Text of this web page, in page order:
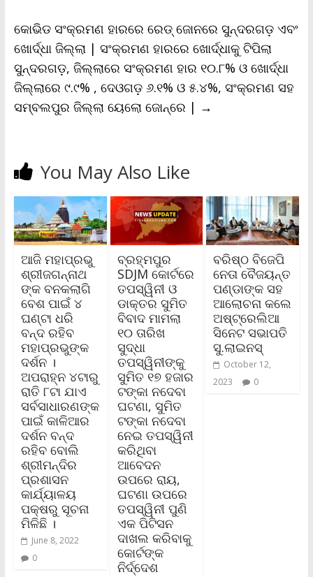
କୋଭିଡ ସଂକ୍ରମଣ ହାରରେ ରେଡ୍ ଜୋନରେ ସୁନ୍ଦରଗଡ଼ ଏବଂ
ଖୋର୍ଦ୍ଧା ଜିଲ୍ଲା | ସଂକ୍ରମଣ ହାରରେ ଖୋର୍ଦ୍ଧାକୁ ଟିପିଲା
ସୁନ୍ଦରଗଡ଼, ଜିଲ୍ଲାରେ ସଂକ୍ରମଣ ହାର ୧୦.୮% ଓ ଖୋର୍ଦ୍ଧା
ଜିଲ୍ଲାରେ ୯.୯% , ଦେଓଗଡ଼ ୬.୧% ଓ ୫.୪%, ସଂକ୍ରମଣ ସହ
ସମ୍ବଲପୁର ଜିଲ୍ଲା ୟେଲୋ ଜୋନ୍‌ରେ | →
You May Also Like
ଆଜି ମହାପ୍ରଭୁ
ଶ୍ରୀଜଗନ୍ନାଥ
ଙ୍କ ବନକଲାଗି
ବେଶ ପାଇଁ ୪
ଘଣ୍ଟା ଧରି
ବନ୍ଦ ରହିବ
ମହାପ୍ରଭୁଙ୍କ
ଦର୍ଶନ ।
ଅପରାହ୍ନ ୪ଟାରୁ
ରାତି ୮ଟା ଯାଏ
ସର୍ବସାଧାରଣଙ୍କ
ପାଇଁ କାଳିଆର
ଦର୍ଶନ ବନ୍ଦ
ରହିବ ବୋଲି
ଶ୍ରୀମନ୍ଦିର
ପ୍ରଶାସନ
କାର୍ଯ୍ୟାଳୟ
ପକ୍ଷରୁ ସୂଚନା
ମିଳିଛି ।
June 8, 2022
0
ବ୍ରହ୍ମପୁର
SDJM କୋର୍ଟରେ
ତପସ୍ୱିନୀ ଓ
ଡାକ୍ତର ସୁମିତ
ବିବାଦ ମାମଲା
୧୦ ତାରିଖ
ସୁଦ୍ଧା
ତପସ୍ୱିନୀଙ୍କୁ
ସୁମିତ ୧୭ ହଜାର
ଟଙ୍କା ନଦେବା
ଘଟଣା, ସୁମିତ
ଟଙ୍କା ନଦେବା
ନେଇ ତପସ୍ୱିନୀ
କରିଥିବା
ଆବେଦନ
ଉପରେ ରାୟ,
ଘଟଣା ଉପରେ
ତପସ୍ୱିନୀ ପୁଣି
ଏକ ପିଟିସନ
ଦାଖଲ କରିବାକୁ
କୋର୍ଟଙ୍କ
ନିର୍ଦ୍ଦେଶ
ବରିଷ୍ଠ ବିଜେପି
ନେତା ବୈଜୟନ୍ତ
ପଣ୍ଡାଙ୍କ ସହ
ଆଲୋଚନା କଲେ
ଅଷ୍ଟ୍ରେଲିଆ
ସିନେଟ ସଭାପତି
ସୁ.ଲାଇନସ୍‌
October 12,
2023
0